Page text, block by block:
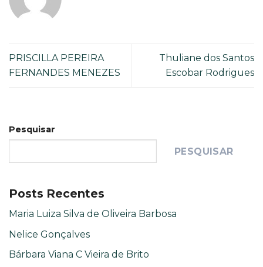
PRISCILLA PEREIRA
FERNANDES MENEZES
Thuliane dos Santos
Escobar Rodrigues
Pesquisar
PESQUISAR
Posts Recentes
Maria Luiza Silva de Oliveira Barbosa
Nelice Gonçalves
Bárbara Viana C Vieira de Brito